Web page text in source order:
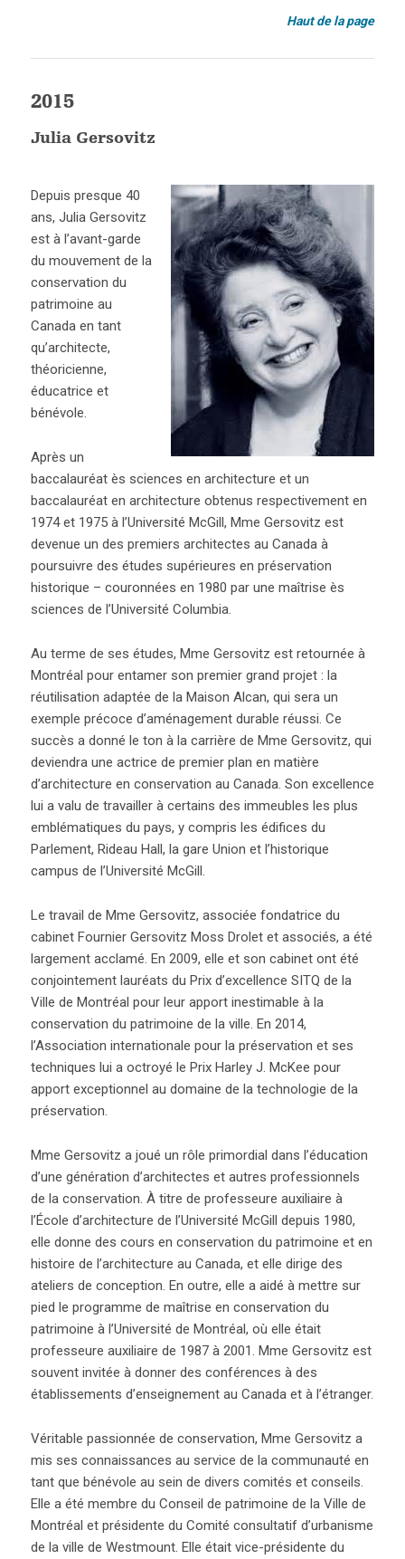
Haut de la page
2015
Julia Gersovitz
Depuis presque 40
ans, Julia Gersovitz
est à l’avant-garde
du mouvement de la
conservation du
patrimoine au
Canada en tant
qu’architecte,
théoricienne,
éducatrice et
bénévole.
Après un
baccalauréat ès sciences en architecture et un
baccalauréat en architecture obtenus respectivement en
1974 et 1975 à l’Université McGill, Mme Gersovitz est
devenue un des premiers architectes au Canada à
poursuivre des études supérieures en préservation
historique – couronnées en 1980 par une maîtrise ès
sciences de l’Université Columbia.
Au terme de ses études, Mme Gersovitz est retournée à
Montréal pour entamer son premier grand projet : la
réutilisation adaptée de la Maison Alcan, qui sera un
exemple précoce d’aménagement durable réussi. Ce
succès a donné le ton à la carrière de Mme Gersovitz, qui
deviendra une actrice de premier plan en matière
d’architecture en conservation au Canada. Son excellence
lui a valu de travailler à certains des immeubles les plus
emblématiques du pays, y compris les édifices du
Parlement, Rideau Hall, la gare Union et l’historique
campus de l’Université McGill.
Le travail de Mme Gersovitz, associée fondatrice du
cabinet Fournier Gersovitz Moss Drolet et associés, a été
largement acclamé. En 2009, elle et son cabinet ont été
conjointement lauréats du Prix d’excellence SITQ de la
Ville de Montréal pour leur apport inestimable à la
conservation du patrimoine de la ville. En 2014,
l’Association internationale pour la préservation et ses
techniques lui a octroyé le Prix Harley J. McKee pour
apport exceptionnel au domaine de la technologie de la
préservation.
Mme Gersovitz a joué un rôle primordial dans l’éducation
d’une génération d’architectes et autres professionnels
de la conservation. À titre de professeure auxiliaire à
l’École d’architecture de l’Université McGill depuis 1980,
elle donne des cours en conservation du patrimoine et en
histoire de l’architecture au Canada, et elle dirige des
ateliers de conception. En outre, elle a aidé à mettre sur
pied le programme de maîtrise en conservation du
patrimoine à l’Université de Montréal, où elle était
professeure auxiliaire de 1987 à 2001. Mme Gersovitz est
souvent invitée à donner des conférences à des
établissements d’enseignement au Canada et à l’étranger.
Véritable passionnée de conservation, Mme Gersovitz a
mis ses connaissances au service de la communauté en
tant que bénévole au sein de divers comités et conseils.
Elle a été membre du Conseil de patrimoine de la Ville de
Montréal et présidente du Comité consultatif d’urbanisme
de la ville de Westmount. Elle était vice-présidente du